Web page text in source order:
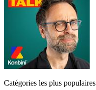
Catégories les plus populaires